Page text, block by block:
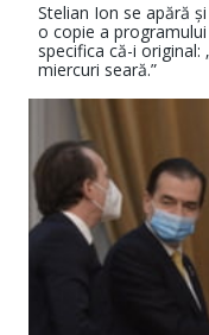
Stelian Ion se apără
o copie a
specifica că-i
miercuri seară.”